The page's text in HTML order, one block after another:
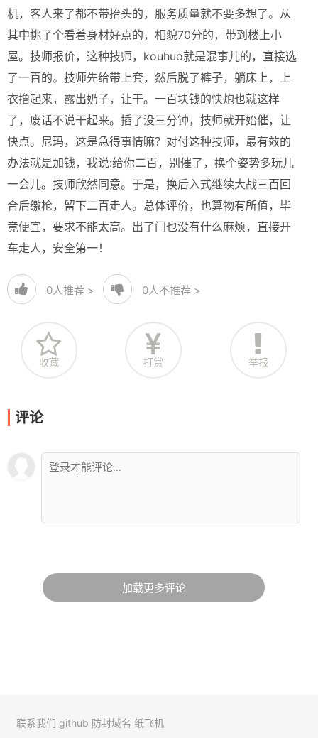
机，客人来了都不带抬头的，服务质量就不要多想了。从
其中挑了个看着身材好点的，相貌70分的，带到楼上小
屋。技师报价，这种技师，kouhuo就是混事儿的，直接选
了一百的。技师先给带上套，然后脱了裤子，躺床上，上
衣撸起来，露出奶子，让干。一百块钱的快炮也就这样
了，废话不说干起来。插了没三分钟，技师就开始催，让
快点。尼玛，这是急得事情嘛？对付这种技师，最有效的
办法就是加钱，我说:给你二百，别催了，换个姿势多玩儿
一会儿。技师欣然同意。于是，换后入式继续大战三百回
合后缴枪，留下二百走人。总体评价，也算物有所值，毕
竟便宜，要求不能太高。出了门也没有什么麻烦，直接开
车走人，安全第一！
0人推荐 > 0人不推荐 >
收藏 打赏 举报
评论
加载更多评论
联系我们 github 防封域名 纸飞机